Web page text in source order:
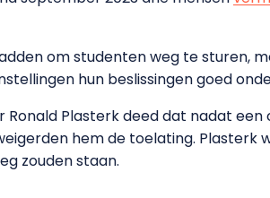
om studenten weg te sturen,
hun beslissingen goed
Ronald Plasterk deed dat nadat
hem de toelating. Plasterk
zouden staan.